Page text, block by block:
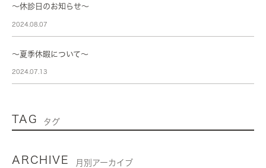
～休診日のお知らせ～
2024.08.07
～夏季休暇について～
2024.07.13
TAG タグ
ARCHIVE 月別アーカイブ